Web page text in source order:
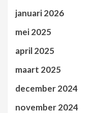
januari 2026
mei 2025
april 2025
maart 2025
december 2024
november 2024